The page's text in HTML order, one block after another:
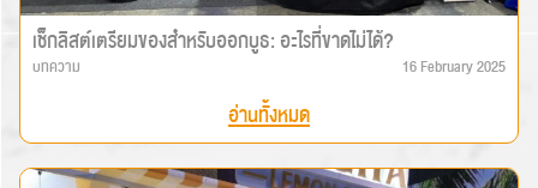
เช็กลิสต์เตรียมของสำหรับออกบูธ: อะไรที่ขาดไม่ได้?
บทความ 16 February 2025
อ่านทั้งหมด